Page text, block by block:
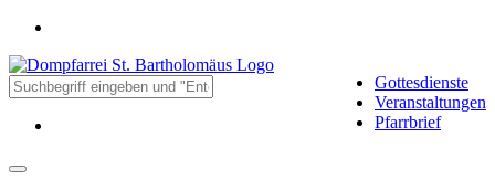
Gottesdienste
Veranstaltungen
Pfarrbrief